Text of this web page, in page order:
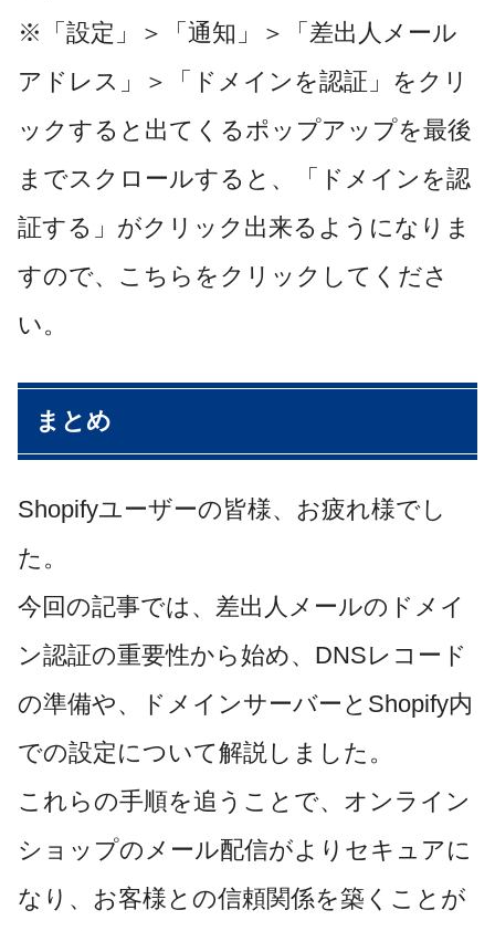
※「設定」＞「通知」＞「差出人メール
アドレス」＞「ドメインを認証」をクリ
ックすると出てくるポップアップを最後
までスクロールすると、「ドメインを認
証する」がクリック出来るようになりま
すので、こちらをクリックしてくださ
い。
まとめ
Shopifyユーザーの皆様、お疲れ様でし
た。
今回の記事では、差出人メールのドメイ
ン認証の重要性から始め、DNSレコード
の準備や、ドメインサーバーとShopify内
での設定について解説しました。
これらの手順を追うことで、オンライン
ショップのメール配信がよりセキュアに
なり、お客様との信頼関係を築くことが